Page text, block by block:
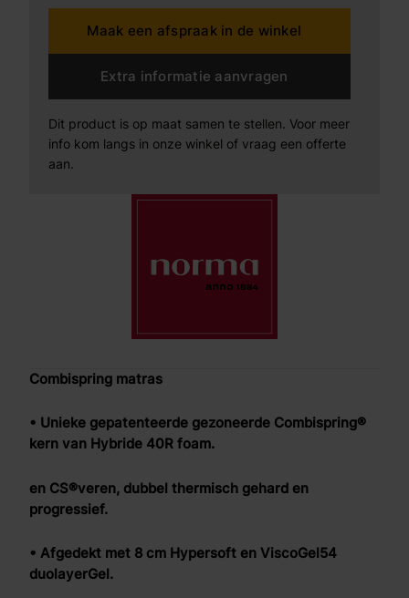
Maak een afspraak in de winkel
Extra informatie aanvragen
Dit product is op maat samen te stellen. Voor meer
info kom langs in onze winkel of vraag een offerte
aan.
Combispring matras
• Unieke gepatenteerde gezoneerde Combispring®
kern van Hybride 40R foam.
en CS®veren, dubbel thermisch gehard en
progressief.
• Afgedekt met 8 cm Hypersoft en ViscoGel54
duolayerGel.